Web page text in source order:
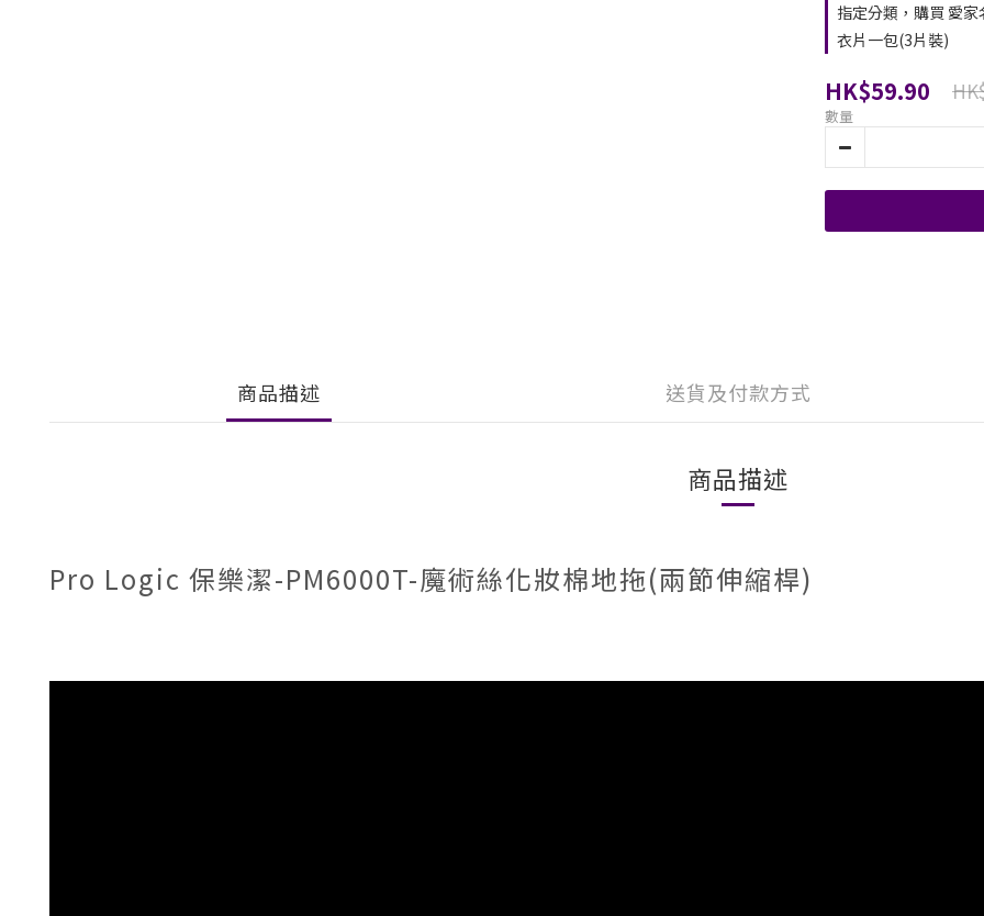
指定分類，購買 愛
衣片一包(3片裝)
HK$59.90
數量
商品描述 送貨及付款方式
商品描述
Pro Logic 保樂潔-PM6000T-魔術絲化妝棉地拖(兩節伸縮桿)